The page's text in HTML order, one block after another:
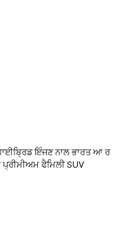
ਇੰਜਣ ਨਾਲ ਭਾਰਤ ਆ ਰ
ਫੈਮਿਲੀ SUV